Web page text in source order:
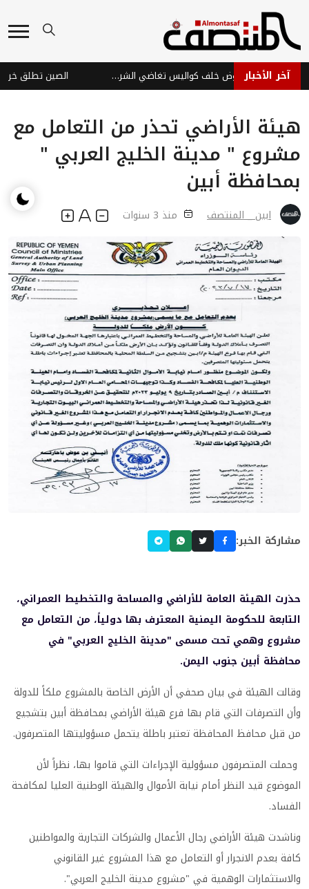
آخر الأخبار صمت مريب أم عجز مفروض خلف كواليس تغاضي الشرعية عن اعتداءات الحوثي في مأرب والعبر الصين تطلق خريطة
هيئة الأراضي تحذر من التعامل مع
مشروع " مدينة الخليج العربي "
بمحافظة أبين
ابين _ المنتصف منذ 3 سنوات
مشاركة الخبر:
حذرت الهيئة العامة للأراضي والمساحة والتخطيط العمراني،
التابعة للحكومة اليمنية المعترف بها دولياً، من التعامل مع
مشروع وهمي تحت مسمى "مدينة الخليج العربي" في
محافظة أبين جنوب اليمن.
وقالت الهيئة في بيان صحفي أن الأرض الخاصة بالمشروع ملكاً للدولة
وأن التصرفات التي قام بها فرع هيئة الأراضي بمحافظة أبين بتشجيع
من قبل محافظ المحافظة تعتبر باطلة يتحمل مسؤوليتها المتصرفون.
وحملت المتصرفون مسؤولية الإجراءات التي قاموا بها، نظراً لأن
الموضوع قيد النظر أمام نيابة الأموال والهيئة الوطنية العليا لمكافحة
الفساد.
وناشدت هيئة الأراضي رجال الأعمال والشركات التجارية والمواطنين
كافة بعدم الانجرار أو التعامل مع هذا المشروع غير القانوني
والاستثمارات الوهمية في "مشروع مدينة الخليج العربي".